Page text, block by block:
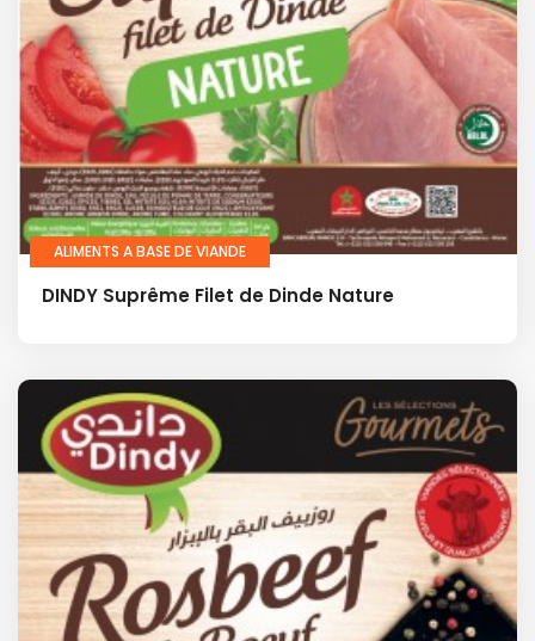
ALIMENTS A BASE DE VIANDE
DINDY Suprême Filet de Dinde Nature